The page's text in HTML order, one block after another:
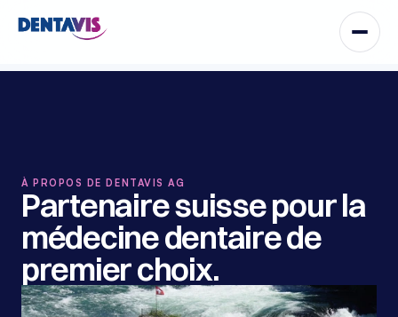
À PROPOS DE DENTAVIS AG
Partenaire suisse pour la
médecine dentaire de
premier choix.